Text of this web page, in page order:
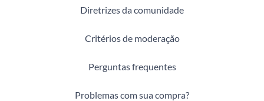
Diretrizes da comunidade
Critérios de moderação
Perguntas frequentes
Problemas com sua compra?